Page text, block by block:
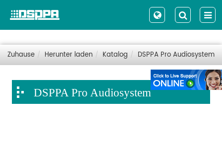
Zuhause Herunter laden Katalog DSPPA Pro Audiosystem
DSPPA Pro Audiosystem